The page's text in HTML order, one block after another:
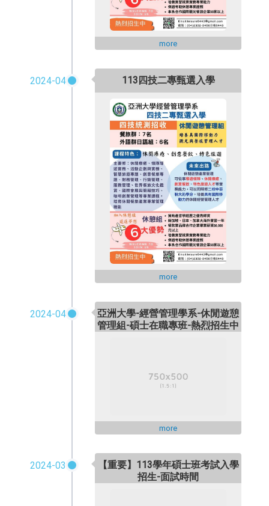
more
2024-04 113四技二專甄選入學
more
2024-04
亞洲大學-經營管理學系-休閒遊憩
管理組-碩士在職專班-熱烈招生中
more
2024-03
【重要】113學年碩士班考試入學
招生-面試時間